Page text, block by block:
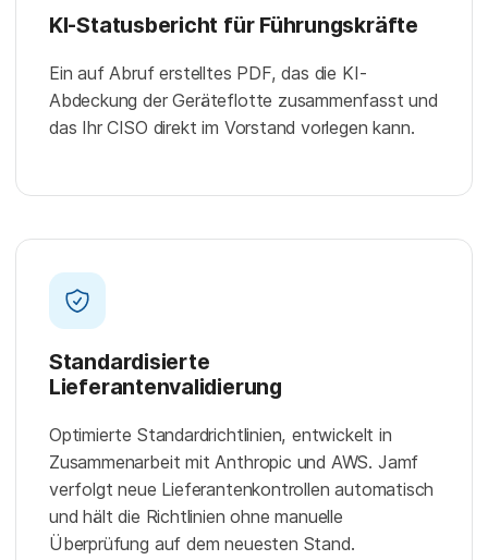
KI-Statusbericht für Führungskräfte
Ein auf Abruf erstelltes PDF, das die KI-
Abdeckung der Geräteflotte zusammenfasst und
das Ihr CISO direkt im Vorstand vorlegen kann.
Standardisierte
Lieferantenvalidierung
Optimierte Standardrichtlinien, entwickelt in
Zusammenarbeit mit Anthropic und AWS. Jamf
verfolgt neue Lieferantenkontrollen automatisch
und hält die Richtlinien ohne manuelle
Überprüfung auf dem neuesten Stand.